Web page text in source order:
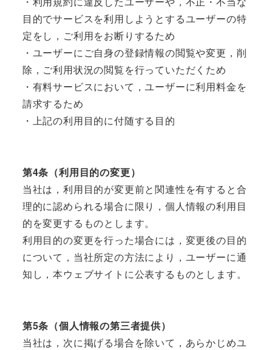
目的でサービスを利用しようとするユーザーの特
定をし，ご利用をお断りするため
・ユーザーにご自身の登録情報の閲覧や変更，削
除，ご利用状況の閲覧を行っていただくため
・有料サービスにおいて，ユーザーに利用料金を
請求するため
・上記の利用目的に付随する目的
第4条（利用目的の変更）
当社は，利用目的が変更前と関連性を有すると合
理的に認められる場合に限り，個人情報の利用目
的を変更するものとします。
利用目的の変更を行った場合には，変更後の目的
について，当社所定の方法により，ユーザーに通
知し，本ウェブサイトに公表するものとします。
第5条（個人情報の第三者提供）
当社は，次に掲げる場合を除いて，あらかじめユ